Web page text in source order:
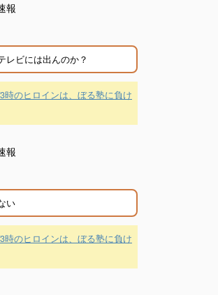
報
レビには出んのか？
3時のヒロインは、ぼる塾に負け
報
い
3時のヒロインは、ぼる塾に負け